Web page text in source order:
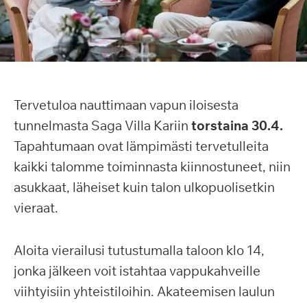
Tervetuloa nauttimaan vapun iloisesta
tunnelmasta Saga Villa Kariin torstaina 30.4.
Tapahtumaan ovat lämpimästi tervetulleita
kaikki talomme toiminnasta kiinnostuneet, niin
asukkaat, läheiset kuin talon ulkopuolisetkin
vieraat.
Aloita vierailusi tutustumalla taloon klo 14,
jonka jälkeen voit istahtaa vappukahveille
viihtyisiin yhteistiloihin. Akateemisen laulun